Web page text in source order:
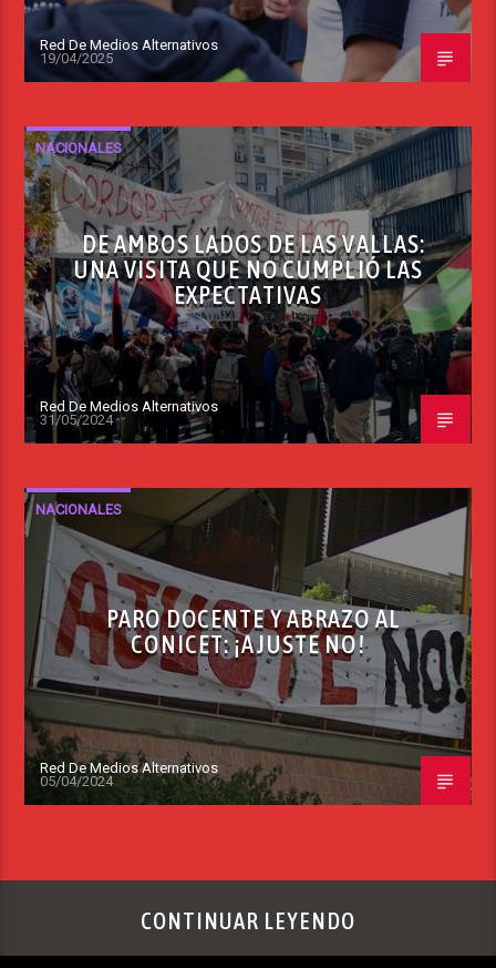
Red De Medios Alternativos
19/04/2025
NACIONALES
DE AMBOS LADOS DE LAS VALLAS:
UNA VISITA QUE NO CUMPLIÓ LAS
EXPECTATIVAS
Red De Medios Alternativos
31/05/2024
NACIONALES
PARO DOCENTE Y ABRAZO AL
CONICET: ¡AJUSTE NO!
Red De Medios Alternativos
05/04/2024
CONTINUAR LEYENDO